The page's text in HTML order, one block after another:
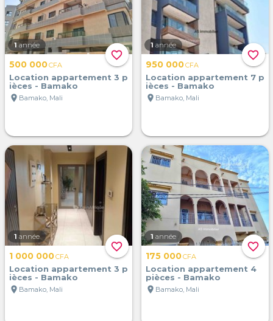
favorite_border
1 année
500 000CFA
Location appartement 3 p
ièces - Bamako
location_on Bamako, Mali
favorite_border
1 année
950 000CFA
Location appartement 7 p
ièces - Bamako
location_on Bamako, Mali
favorite_border
1 année
1 000 000CFA
Location appartement 3 p
ièces - Bamako
location_on Bamako, Mali
favorite_border
1 année
175 000CFA
Location appartement 4
pièces - Bamako
location_on Bamako, Mali